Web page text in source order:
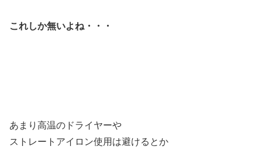
これしか無いよね・・・
あまり高温のドライヤーや
ストレートアイロン使用は避けるとか